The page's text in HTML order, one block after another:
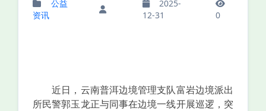
公益
资讯
2025-
12-31
0
近日，云南普洱边境管理支队富岩边境派出
所民警郭玉龙正与同事在边境一线开展巡逻，突